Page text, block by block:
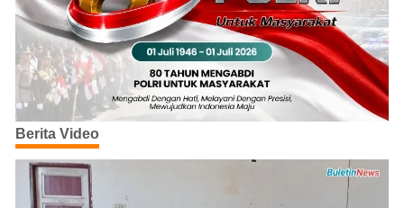
Berita Video